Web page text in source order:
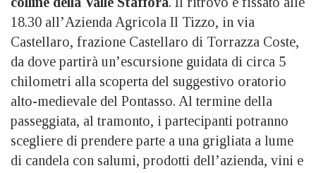
18.30 all’Azienda Agricola Il Tizzo, in via
Castellaro, frazione Castellaro di Torrazza Coste,
da dove partirà un’escursione guidata di circa 5
chilometri alla scoperta del suggestivo oratorio
alto-medievale del Pontasso. Al termine della
passeggiata, al tramonto, i partecipanti potranno
scegliere di prendere parte a una grigliata a lume
di candela con salumi, prodotti dell’azienda, vini e